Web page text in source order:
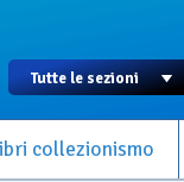
collezionismo